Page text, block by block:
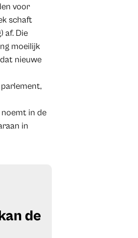
voor
schaft
af. Die
moeilijk
nieuwe
in de
in
de